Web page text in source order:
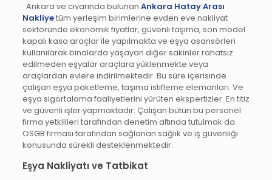
Ankara ve civarında bulunan Ankara Hatay Arası
Nakliyetüm yerleşim birimlerine evden eve nakliyat
sektöründe ekonomik fiyatlar, güvenli taşıma, son model
kapalı kasa araçlar ile yapılmakta ve eşya asansörleri
kullanılarak binalarda yaşayan diğer sakinler rahatsız
edilmeden eşyalar araçlara yüklenmekte veya
araçlardan evlere indirilmektedir. Bu süre içerisinde
çalışan eşya paketleme, taşıma istifleme elemanları. Ve
eşya sigortalama faaliyetlerini yürüten ekspertizler. En titiz
ve güvenli işler yapmaktadır. Çalışan bütün bu personel
firma yetkilileri tarafından denetim altında tutulmak da.
OSGB firması tarafından sağlanan sağlık ve iş güvenliği
konusunda sürekli desteklenmektedir.
Eşya Nakliyatı ve Tatbikat